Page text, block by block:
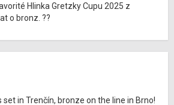
Hlinka Gretzky Cupu 2025 z
o bronz. ??
in Trenčín, bronze on the line in Brno!